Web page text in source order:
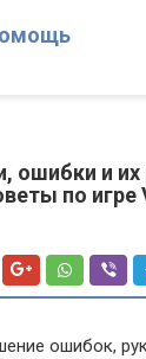
ошибки и
по игре